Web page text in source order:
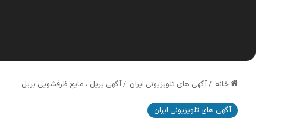
خانه /آگهی های تلویزیونی ایران /آگهی پریل ، مایع ظرفشویی پریل
آگهی های تلویزیونی ایران